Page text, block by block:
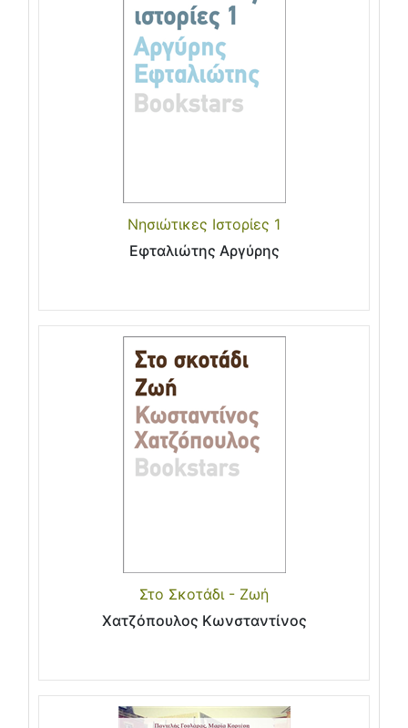
Νησιώτικες Ιστορίες 1
Εφταλιώτης Αργύρης
Στο Σκοτάδι - Ζωή
Χατζόπουλος Κωνσταντίνος